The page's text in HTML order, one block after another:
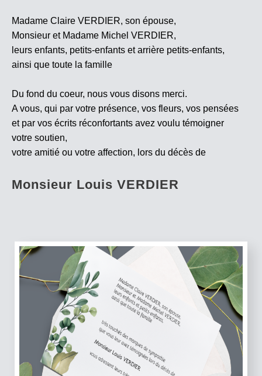
Madame Claire VERDIER, son épouse,
Monsieur et Madame Michel VERDIER,
leurs enfants, petits-enfants et arrière petits-enfants,
ainsi que toute la famille
Du fond du coeur, nous vous disons merci.
A vous, qui par votre présence, vos fleurs, vos pensées
et par vos écrits réconfortants avez voulu témoigner
votre soutien,
votre amitié ou votre affection, lors du décès de
Monsieur Louis VERDIER